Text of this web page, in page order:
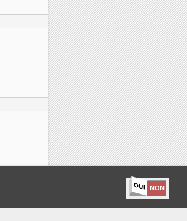
OUI NON